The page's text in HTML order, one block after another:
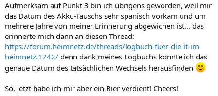
Aufmerksam auf Punkt 3 bin ich übrigens geworden, weil mir
das Datum des Akku-Tauschs sehr spanisch vorkam und um
mehrere Jahre von meiner Erinnerung abgewichen ist... das
erinnerte mich dann an diesen Thread:
https://forum.heimnetz.de/threads/logbuch-fuer-die-it-im-
heimnetz.1742/ denn dank meines Logbuchs konnte ich das
genaue Datum des tatsächlichen Wechsels herausfinden
So, jetzt habe ich mir aber ein Bier verdient! Cheers!